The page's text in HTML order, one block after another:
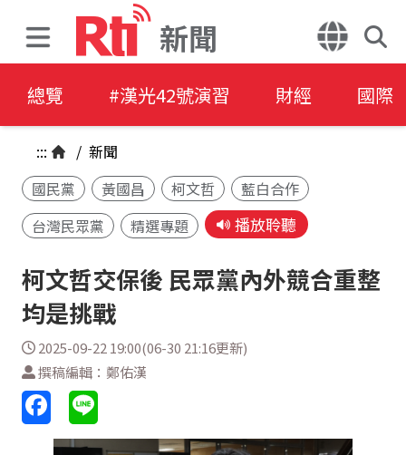
新聞
總覽 #漢光42號演習 財經 國際
::: / 新聞
國民黨
黃國昌 柯文哲
藍白合作
台灣民眾黨
精選專題 播放聆聽
柯文哲交保後 民眾黨內外競合重整
均是挑戰
2025-09-22 19:00(06-30 21:16更新)
撰稿編輯：鄭佑漢